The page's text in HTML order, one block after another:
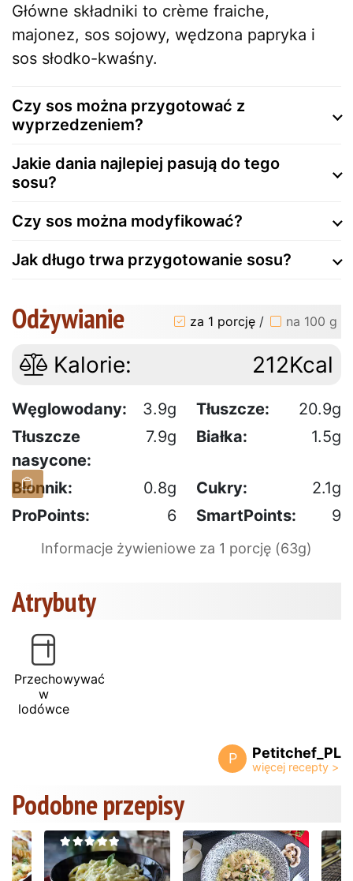
Główne składniki to crème fraiche,
majonez, sos sojowy, wędzona papryka i
sos słodko-kwaśny.
Czy sos można przygotować z
wyprzedzeniem?
Jakie dania najlepiej pasują do tego
sosu?
Czy sos można modyfikować?
Jak długo trwa przygotowanie sosu?
Odżywianie za 1 porcję / na 100 g
Kalorie: 212Kcal
Węglowodany: 3.9g Tłuszcze:
20.9g
Tłuszcze
nasycone:
7.9g Białka: 1.5g
Błonnik: 0.8g Cukry:
2.1g
ProPoints:
6 SmartPoints: 9
Informacje żywieniowe za 1 porcję (63g)
Atrybuty
Przechowywać
w
lodówce
P Petitchef_PL
Podobne przepisy